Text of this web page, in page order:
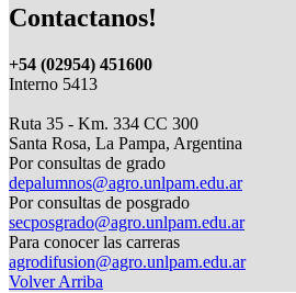
Contactanos!
+54 (02954) 451600
Interno 5413
Ruta 35 - Km. 334 CC 300
Santa Rosa, La Pampa, Argentina
Por consultas de grado
depalumnos@agro.unlpam.edu.ar
Por consultas de posgrado
secposgrado@agro.unlpam.edu.ar
Para conocer las carreras
agrodifusion@agro.unlpam.edu.ar
Volver Arriba